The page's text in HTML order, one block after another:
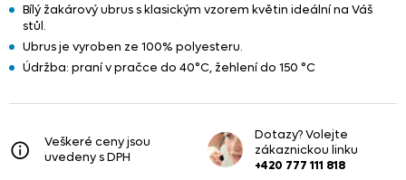
Bílý žakárový ubrus s klasickým vzorem květin ideální na Váš
stůl.
Ubrus je vyroben ze 100% polyesteru.
Údržba: praní v pračce do 40°C, žehlení do 150 °C
Veškeré ceny jsou
uvedeny s DPH
Dotazy? Volejte
zákaznickou linku
+420 777 111 818